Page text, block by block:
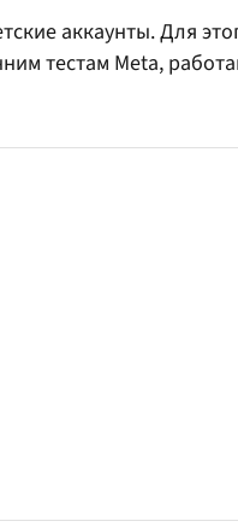
аккаунты. Для
тестам Meta,